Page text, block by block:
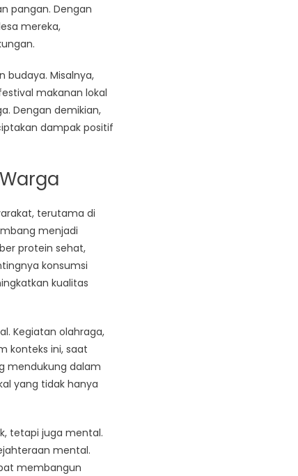
pangan. Dengan
mereka,
budaya. Misalnya,
makanan lokal
Dengan demikian,
dampak positif
terutama di
menjadi
protein sehat,
konsumsi
kualitas
Kegiatan olahraga,
konteks ini, saat
mendukung dalam
yang tidak hanya
tetapi juga mental.
mental.
membangun